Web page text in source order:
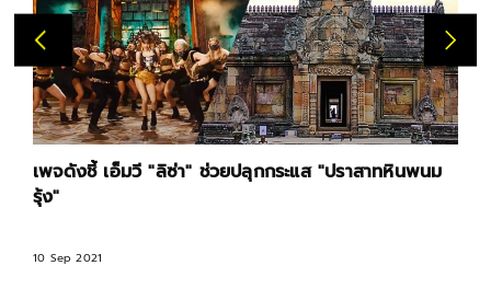
เพจดังชี้ เอ็มวี "ลิซ่า" ช่วยปลุกกระแส "ปราสาทหินพนม
รุ้ง"
10 Sep 2021